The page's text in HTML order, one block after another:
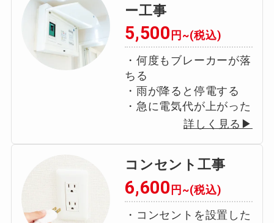
ー工事
5,500円~(税込)
・何度もブレーカーが落
ちる
・雨が降ると停電する
・急に電気代が上がった
詳しく見る▶
コンセント工事
6,600 円~(税込)
・コンセントを設置した